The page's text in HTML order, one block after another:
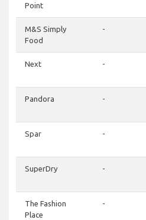
Point
M&S Simply
Food
-
Next -
Pandora -
Spar -
SuperDry -
The Fashion
Place
-